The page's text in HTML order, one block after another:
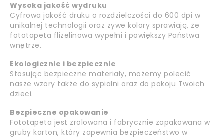
Wysoka jakość wydruku
Cyfrowa jakość druku o rozdzielczości do 600 dpi w
unikalnej technologii oraz żywe kolory sprawiają, że
fototapeta flizelinowa wypełni i powiększy Państwa
wnętrze.
Ekologicznie i bezpiecznie
Stosując bezpieczne materiały, możemy polecić
nasze wzory także do sypialni oraz do pokoju Twoich
dzieci.
Bezpieczne opakowanie
Fototapeta jest zrolowana i fabrycznie zapakowana w
gruby karton, który zapewnia bezpieczeństwo w